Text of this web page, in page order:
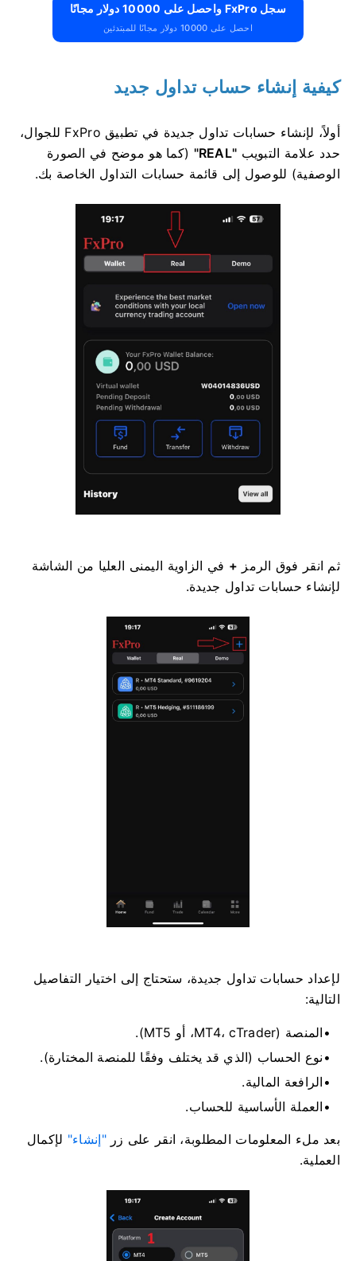
سجل FxPro واحصل على 10000 دولار مجانًا
احصل على 10000 دولار مجانًا للمبتدئين
كيفية إنشاء حساب تداول جديد
أولاً، لإنشاء حسابات تداول جديدة في تطبيق FxPro للجوال،
حدد علامة التبويب "REAL"
(كما هو موضح في الصورة
الوصفية) للوصول إلى قائمة حسابات التداول الخاصة بك.
ثم انقر فوق الرمز + في الزاوية اليمنى العليا من الشاشة
لإنشاء حسابات تداول جديدة.
لإعداد حسابات تداول جديدة، ستحتاج إلى اختيار التفاصيل
التالية:
المنصة (MT4، cTrader، أو MT5).
نوع الحساب (الذي قد يختلف وفقًا للمنصة المختارة).
الرافعة المالية.
العملة الأساسية للحساب.
بعد ملء المعلومات المطلوبة، انقر على زر"إنشاء" لإكمال
العملية.